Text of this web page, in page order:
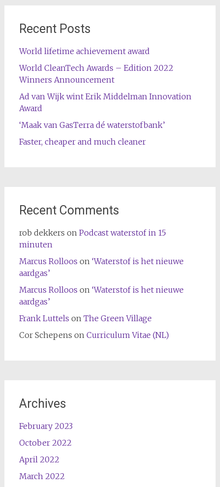
Recent Posts
World lifetime achievement award
World CleanTech Awards – Edition 2022
Winners Announcement
Ad van Wijk wint Erik Middelman Innovation
Award
‘Maak van GasTerra dé waterstofbank’
Faster, cheaper and much cleaner
Recent Comments
rob dekkers on Podcast waterstof in 15
minuten
Marcus Rolloos on ‘Waterstof is het nieuwe
aardgas’
Marcus Rolloos on ‘Waterstof is het nieuwe
aardgas’
Frank Luttels on The Green Village
Cor Schepens on Curriculum Vitae (NL)
Archives
February 2023
October 2022
April 2022
March 2022